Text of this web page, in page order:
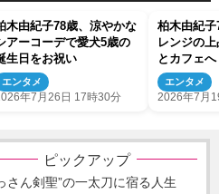
木由紀子78歳、涼やかな
アーコーデで愛犬5歳の
生日をお祝い
エンタメ
年7月26日 17時30分
柏木由紀
レンジの
とカフェ
てる」
エンタメ
2026年7月
ピックアップ
さん剣聖”の一太刀に宿る人生